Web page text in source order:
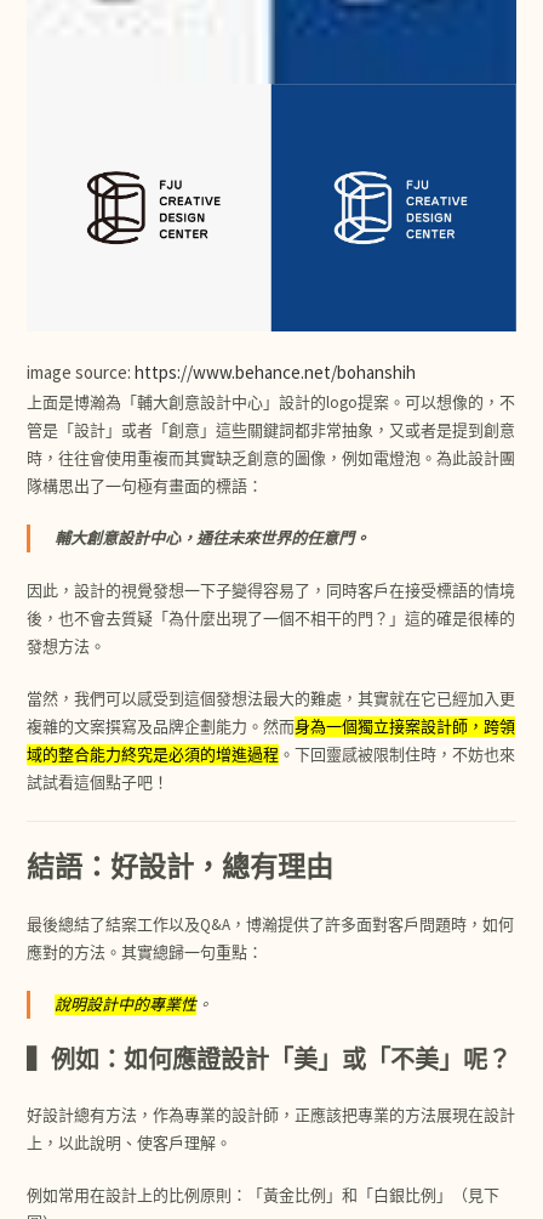
image source:https://www.behance.net/bohanshih
上面是博瀚為「輔大創意設計中心」設計的logo提案。可以想像的，不
管是「設計」或者「創意」這些關鍵詞都非常抽象，又或者是提到創意
時，往往會使用重複而其實缺乏創意的圖像，例如電燈泡。為此設計團
隊構思出了一句極有畫面的標語：
輔大創意設計中心，通往未來世界的任意門。
因此，設計的視覺發想一下子變得容易了，同時客戶在接受標語的情境
後，也不會去質疑「為什麼出現了一個不相干的門？」這的確是很棒的
發想方法。
當然，我們可以感受到這個發想法最大的難處，其實就在它已經加入更
複雜的文案撰寫及品牌企劃能力。然而身為一個獨立接案設計師，跨領
域的整合能力終究是必須的增進過程 。下回靈感被限制住時，不妨也來
試試看這個點子吧！
結語：好設計，總有理由
最後總結了結案工作以及Q&A，博瀚提供了許多面對客戶問題時，如何
應對的方法。其實總歸一句重點：
說明設計中的專業性。
▍例如：如何應證設計「美」或「不美」呢？
好設計總有方法，作為專業的設計師，正應該把專業的方法展現在設計
上，以此說明、使客戶理解。
例如常用在設計上的比例原則：「黃金比例」和「白銀比例」（見下